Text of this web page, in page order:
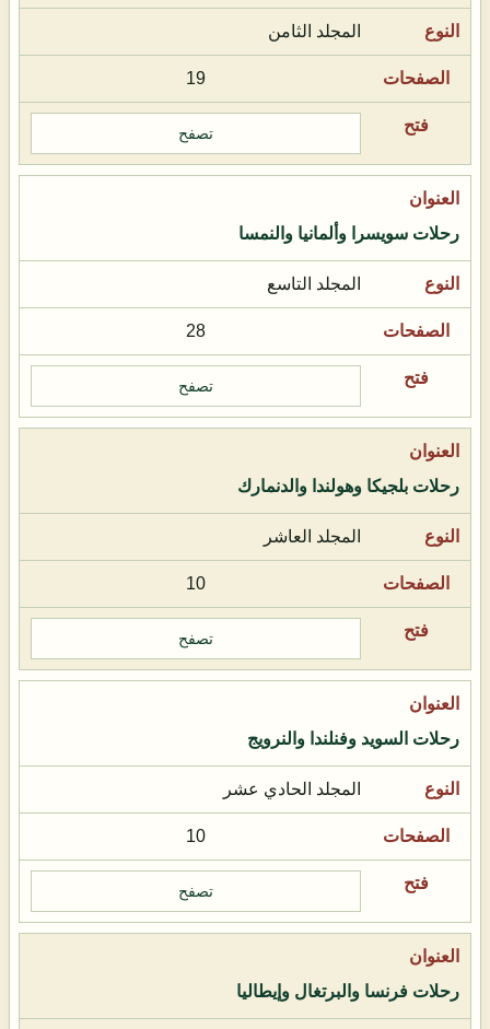
المجلد الثامن
19
تصفح
رحلات سويسرا وألمانيا والنمسا
المجلد التاسع
28
تصفح
رحلات بلجيكا وهولندا والدنمارك
المجلد العاشر
10
تصفح
رحلات السويد وفنلندا والنرويج
المجلد الحادي عشر
10
تصفح
رحلات فرنسا والبرتغال وإيطاليا